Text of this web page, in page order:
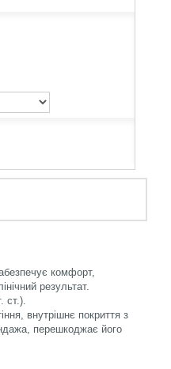
комфорт,
результат.
ст.).
внутрішнє покриття з
перешкоджає його